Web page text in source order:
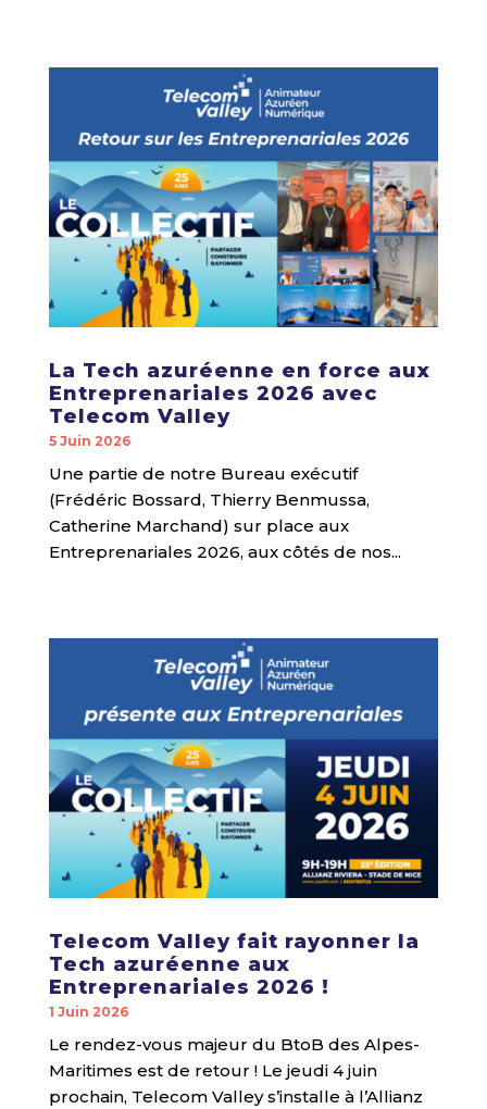
La Tech azuréenne en force aux
Entreprenariales 2026 avec
Telecom Valley
5 Juin 2026
Une partie de notre Bureau exécutif
(Frédéric Bossard, Thierry Benmussa,
Catherine Marchand) sur place aux
Entreprenariales 2026, aux côtés de nos...
Telecom Valley fait rayonner la
Tech azuréenne aux
Entreprenariales 2026 !
1 Juin 2026
Le rendez-vous majeur du BtoB des Alpes-
Maritimes est de retour ! Le jeudi 4 juin
prochain, Telecom Valley s’installe à l’Allianz